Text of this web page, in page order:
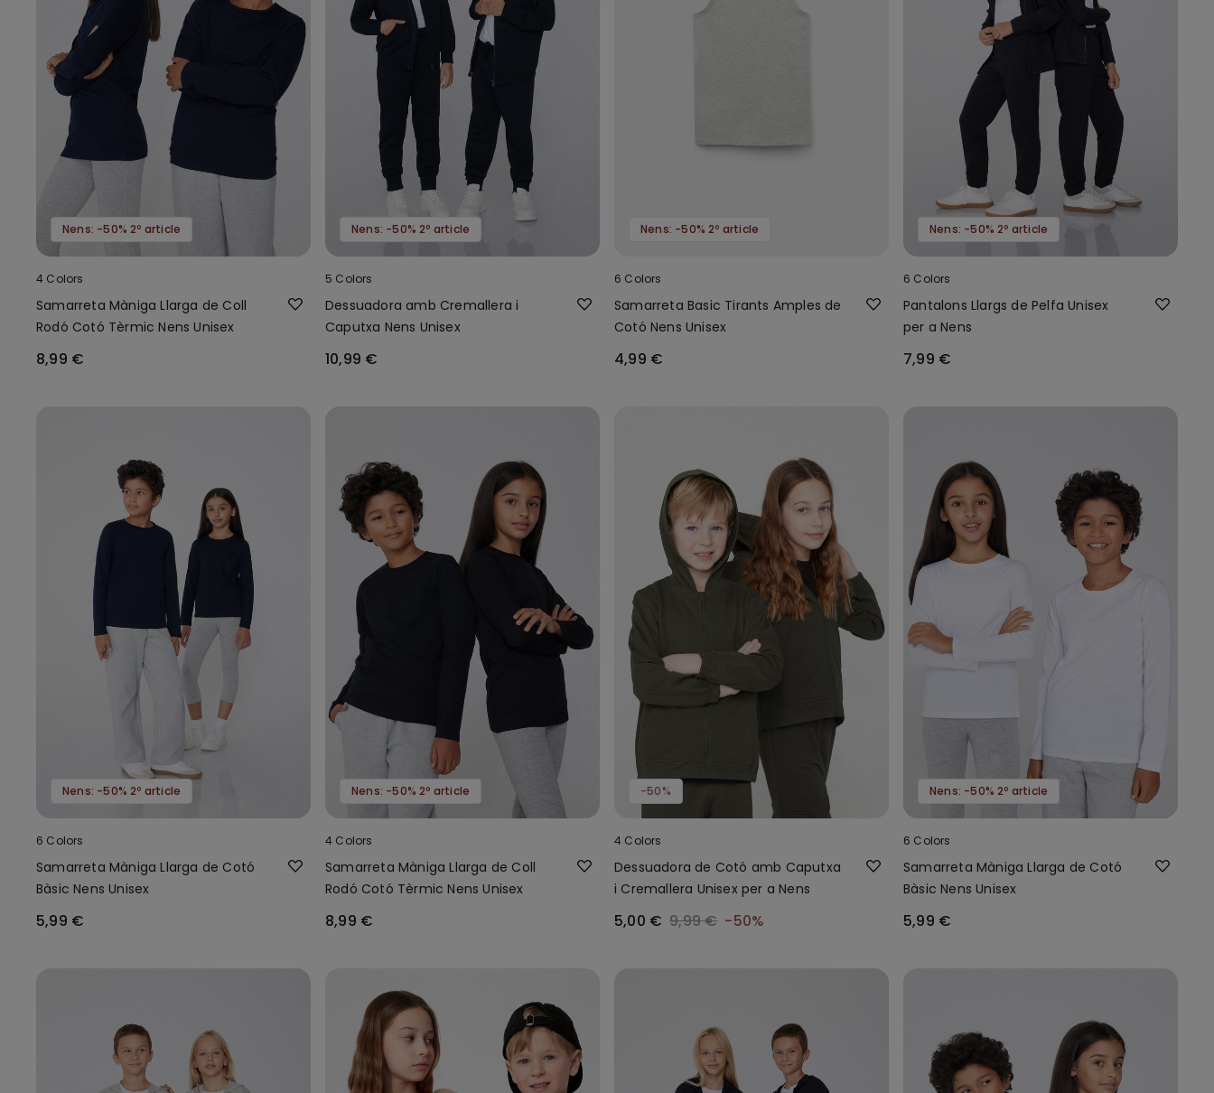
Nens: -50% 2º article
4 Colors
Samarreta Màniga Llarga de Coll
Rodó Cotó Tèrmic Nens Unisex
8,99 €
Nens: -50% 2º article
5 Colors
Dessuadora amb Cremallera i
Caputxa Nens Unisex
10,99 €
Nens: -50% 2º article
6 Colors
Samarreta Basic Tirants Amples de
Cotó Nens Unisex
4,99 €
Nens: -50% 2º article
6 Colors
Pantalons Llargs de Pelfa Unisex
per a Nens
7,99 €
Nens: -50% 2º article
6 Colors
Samarreta Màniga Llarga de Cotó
Bàsic Nens Unisex
5,99 €
Nens: -50% 2º article
4 Colors
Samarreta Màniga Llarga de Coll
Rodó Cotó Tèrmic Nens Unisex
8,99 €
-50%
4 Colors
Dessuadora de Cotó amb Caputxa
i Cremallera Unisex per a Nens
5,00 € 9,99 € -50%
Nens: -50% 2º article
6 Colors
Samarreta Màniga Llarga de Cotó
Bàsic Nens Unisex
5,99 €